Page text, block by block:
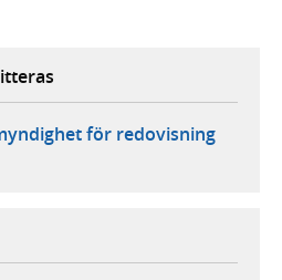
för redovisning